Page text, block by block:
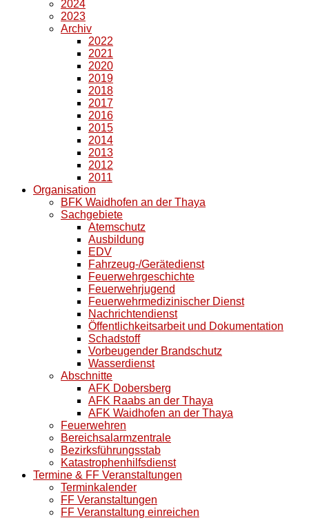
2024
2023
Archiv
2022
2021
2020
2019
2018
2017
2016
2015
2014
2013
2012
2011
Organisation
BFK Waidhofen an der Thaya
Sachgebiete
Atemschutz
Ausbildung
EDV
Fahrzeug-/Gerätedienst
Feuerwehrgeschichte
Feuerwehrjugend
Feuerwehrmedizinischer Dienst
Nachrichtendienst
Öffentlichkeitsarbeit und Dokumentation
Schadstoff
Vorbeugender Brandschutz
Wasserdienst
Abschnitte
AFK Dobersberg
AFK Raabs an der Thaya
AFK Waidhofen an der Thaya
Feuerwehren
Bereichsalarmzentrale
Bezirksführungsstab
Katastrophenhilfsdienst
Termine & FF Veranstaltungen
Terminkalender
FF Veranstaltungen
FF Veranstaltung einreichen